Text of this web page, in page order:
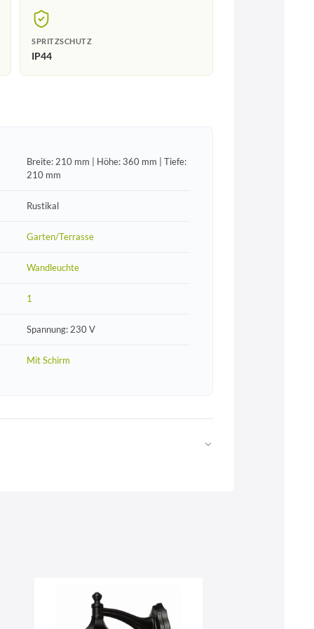
SPRITZSCHUTZ
IP44
Breite: 210 mm | Höhe: 360 mm | Tiefe:
210 mm
Rustikal
Garten/Terrasse
Wandleuchte
1
Spannung: 230 V
Mit Schirm